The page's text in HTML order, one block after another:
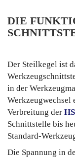
DIE
Der Steilkegel ist
in der
Werkzeugwechsel
Verbreitung der
Schnittstelle bis
Standard-
Die Spannung in